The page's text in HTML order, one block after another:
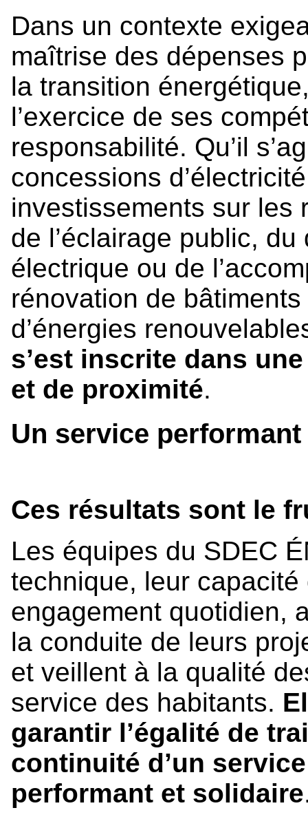
Dans un contexte
maîtrise des dépenses
la transition
l’exercice de ses
responsabilité. Qu’il
concessions
investissements sur les
de l’éclairage public,
électrique ou de
rénovation de
d’énergies
s’est inscrite dans
et de proximité.
Un service
Ces résultats sont le
Les équipes du SDEC
technique, leur capacité
engagement quotidien,
la conduite de leurs
et veillent à la qualité
service des habitants.
garantir l’égalité de
continuité d’un
performant et solidaire